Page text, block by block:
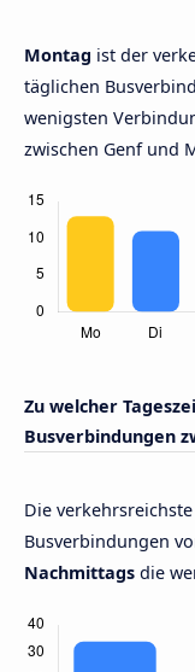
Montag ist der
täglichen
wenigsten
zwischen Genf und
Zu welcher
Busverbindungen
Die
Busverbindungen
Nachmittags die